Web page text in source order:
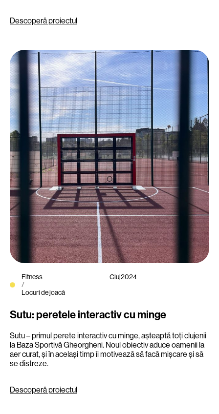
Descoperă proiectul
Fitness
/
Locuri de joacă
Cluj2024
Sutu: peretele interactiv cu minge
Sutu – primul perete interactiv cu minge, așteaptă toți clujenii
la Baza Sportivă Gheorgheni. Noul obiectiv aduce oamenii la
aer curat, și în același timp îi motivează să facă mișcare și să
se distreze.
Descoperă proiectul